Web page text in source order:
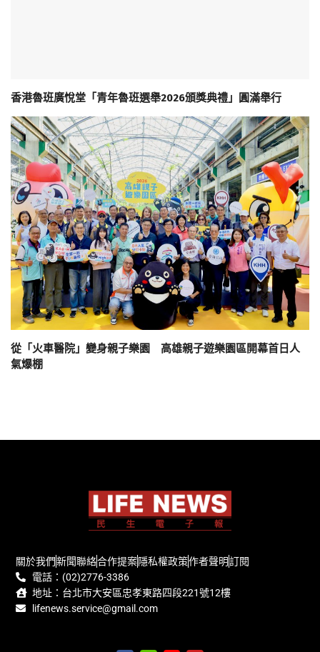
香港魯班廣悅堂「青年魯班選舉2026頒獎典禮」圓滿舉行
從「火車醫院」變身親子樂園 高雄親子遊樂園區開幕首日人
氣爆棚
關於我們新聞聯絡合作提案隱私權政策作者聲明訂閱
電話：(02)2776-3386
地址：台北市大安區忠孝東路四段221號12樓
lifenews.service@gmail.com